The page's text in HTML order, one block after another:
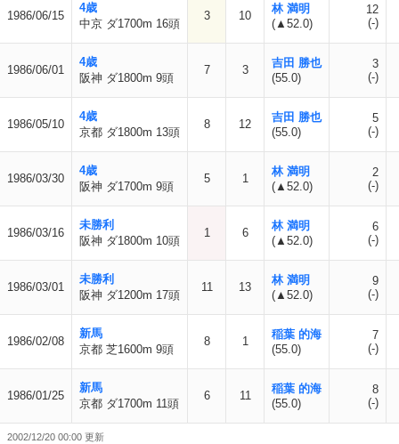
1986/06/15
4歳
中京 ダ1700m 16頭
3 10
林 満明
(▲52.0)
12
(-)
1986/06/01
4歳
阪神 ダ1800m 9頭
7 3
吉田 勝也
(55.0)
3
(-)
1986/05/10
4歳
京都 ダ1800m 13頭
8 12
吉田 勝也
(55.0)
5
(-)
1986/03/30
4歳
阪神 ダ1700m 9頭
5 1
林 満明
(▲52.0)
2
(-)
1986/03/16
未勝利
阪神 ダ1800m 10頭
1 6
林 満明
(▲52.0)
6
(-)
1986/03/01
未勝利
阪神 ダ1200m 17頭
11 13
林 満明
(▲52.0)
9
(-)
1986/02/08
新馬
京都 芝1600m 9頭
8 1
稲葉 的海
(55.0)
7
(-)
1986/01/25
新馬
京都 ダ1700m 11頭
6 11
稲葉 的海
(55.0)
8
(-)
2002/12/20 00:00 更新